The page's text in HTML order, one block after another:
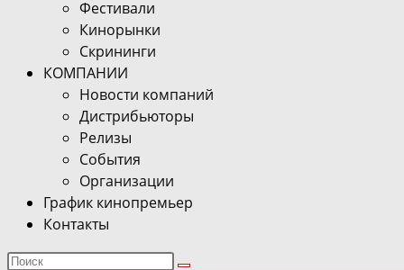
Фестивали
Кинорынки
Скрининги
КОМПАНИИ
Новости компаний
Дистрибьюторы
Релизы
События
Организации
График кинопремьер
Контакты
Поиск